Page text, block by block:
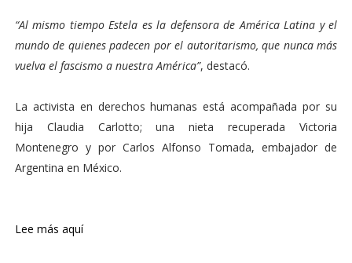
“Al mismo tiempo Estela es la defensora de América Latina y el
mundo de quienes padecen por el autoritarismo, que nunca más
vuelva el fascismo a nuestra América”, destacó.
La activista en derechos humanas está acompañada por su
hija Claudia Carlotto; una nieta recuperada Victoria
Montenegro y por Carlos Alfonso Tomada, embajador de
Argentina en México.
Lee más aquí